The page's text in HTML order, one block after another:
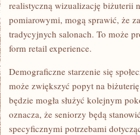
realistyczną wizualizację biżuterii
pomiarowymi, mogą sprawić, że
tradycyjnych salonach. To może
form retail experience.
Demograficzne starzenie się
może zwiększyć popyt na
będzie mogła służyć kolejnym
oznacza, że seniorzy będą
specyficznymi potrzebami